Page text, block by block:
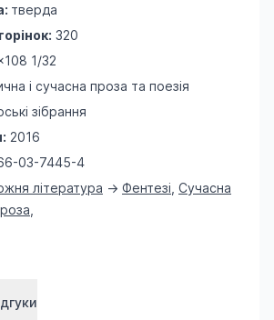
тверда
320
1/32
і сучасна проза та поезія
зібрання
2016
03-7445-4
література -> Фентезі Сучасна